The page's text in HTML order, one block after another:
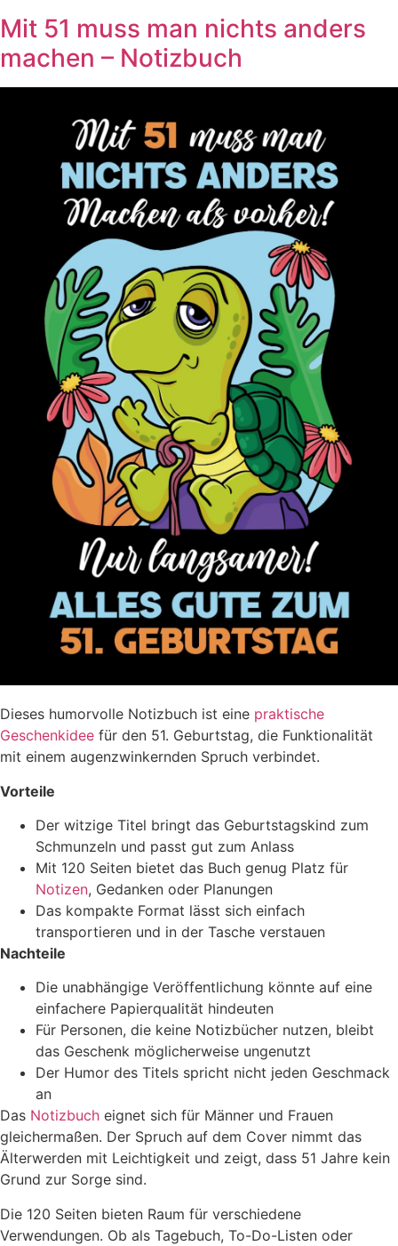
Mit 51 muss man nichts anders
machen – Notizbuch
Dieses humorvolle Notizbuch ist eine praktische
Geschenkidee für den 51. Geburtstag, die Funktionalität
mit einem augenzwinkernden Spruch verbindet.
Vorteile
Der witzige Titel bringt das Geburtstagskind zum
Schmunzeln und passt gut zum Anlass
Mit 120 Seiten bietet das Buch genug Platz für
Notizen, Gedanken oder Planungen
Das kompakte Format lässt sich einfach
transportieren und in der Tasche verstauen
Nachteile
Die unabhängige Veröffentlichung könnte auf eine
einfachere Papierqualität hindeuten
Für Personen, die keine Notizbücher nutzen, bleibt
das Geschenk möglicherweise ungenutzt
Der Humor des Titels spricht nicht jeden Geschmack
an
Das Notizbuch eignet sich für Männer und Frauen
gleichermaßen. Der Spruch auf dem Cover nimmt das
Älterwerden mit Leichtigkeit und zeigt, dass 51 Jahre kein
Grund zur Sorge sind.
Die 120 Seiten bieten Raum für verschiedene
Verwendungen. Ob als Tagebuch, To-Do-Listen oder